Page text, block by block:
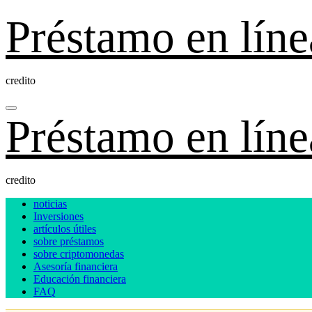
contenido
Préstamo en
credito
Préstamo en
credito
noticias
Inversiones
artículos útiles
sobre préstamos
sobre criptomonedas
Asesoría financiera
Educación financiera
FAQ